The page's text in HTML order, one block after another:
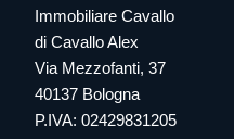
Immobiliare Cavallo
di Cavallo Alex
Via Mezzofanti, 37
40137 Bologna
P.IVA: 02429831205